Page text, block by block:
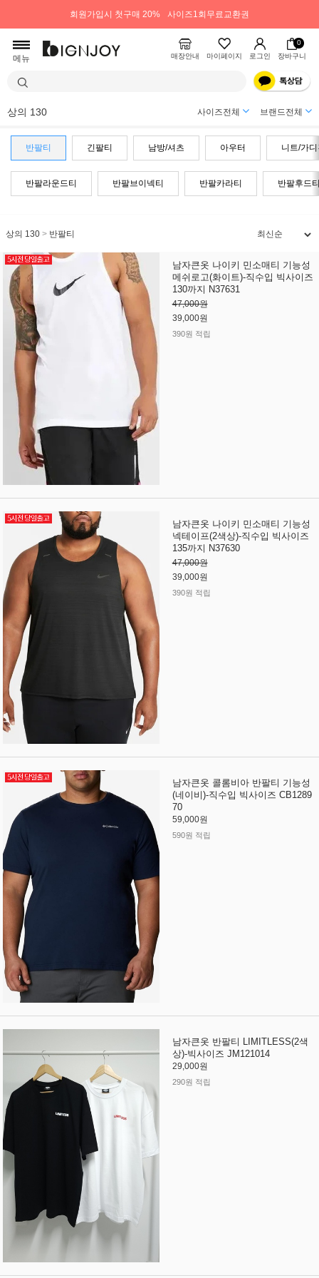
회원가입시 첫구매 20% 사이즈1회무료교환권
메뉴 매장안내 마이페이지 로그인
0
장바구니
상의 130 사이즈전체 브랜드전체
반팔티 긴팔티 남방/셔츠 아우터 니트/가
반팔라운드티 반팔브이넥티 반팔카라티 반팔후드
상의 130 > 반팔티
남자큰옷 나이키 민소매티 기능성
메쉬로고(화이트)-직수입 빅사이즈
130까지 N37631
47,000원
39,000원
390원 적립
남자큰옷 나이키 민소매티 기능성
넥테이프(2색상)-직수입 빅사이즈
135까지 N37630
47,000원
39,000원
390원 적립
남자큰옷 콜롬비아 반팔티 기능성
(네이비)-직수입 빅사이즈 CB1289
70
59,000원
590원 적립
남자큰옷 반팔티 LIMITLESS(2색
상)-빅사이즈 JM121014
29,000원
290원 적립